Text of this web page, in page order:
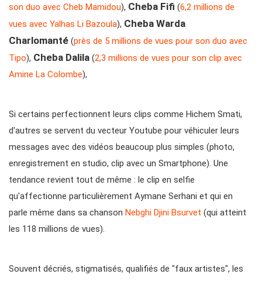
son duo avec Cheb Mamidou), Cheba Fifi (6,2 millions de
vues avec Yalhas Li Bazoula), Cheba Warda
Charlomanté (près de 5 millions de vues pour son duo avec
Tipo), Cheba Dalila (2,3 millions de vues pour son clip avec
Amine La Colombe),
Si certains perfectionnent leurs clips comme Hichem Smati,
d'autres se servent du vecteur Youtube pour véhiculer leurs
messages avec des vidéos beaucoup plus simples (photo,
enregistrement en studio, clip avec un Smartphone). Une
tendance revient tout de même : le clip en selfie
qu'affectionne particulièrement Aymane Serhani et qui en
parle même dans sa chanson Nebghi Djini Bsurvet (qui atteint
les 118 millions de vues).
Souvent décriés, stigmatisés, qualifiés de "faux artistes", les